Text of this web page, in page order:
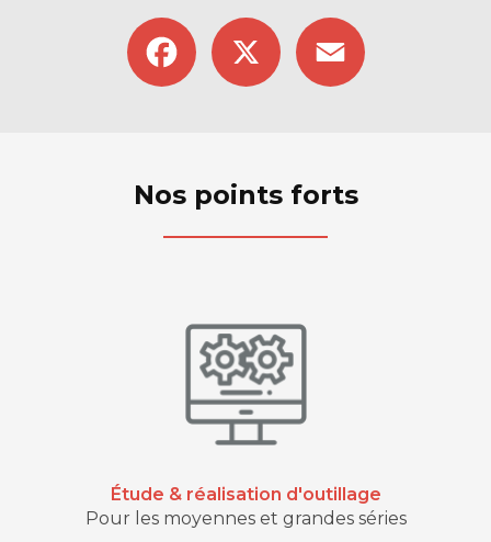
Facebook
Nos points forts
Étude & réalisation d'outillage
Pour les moyennes et grandes séries